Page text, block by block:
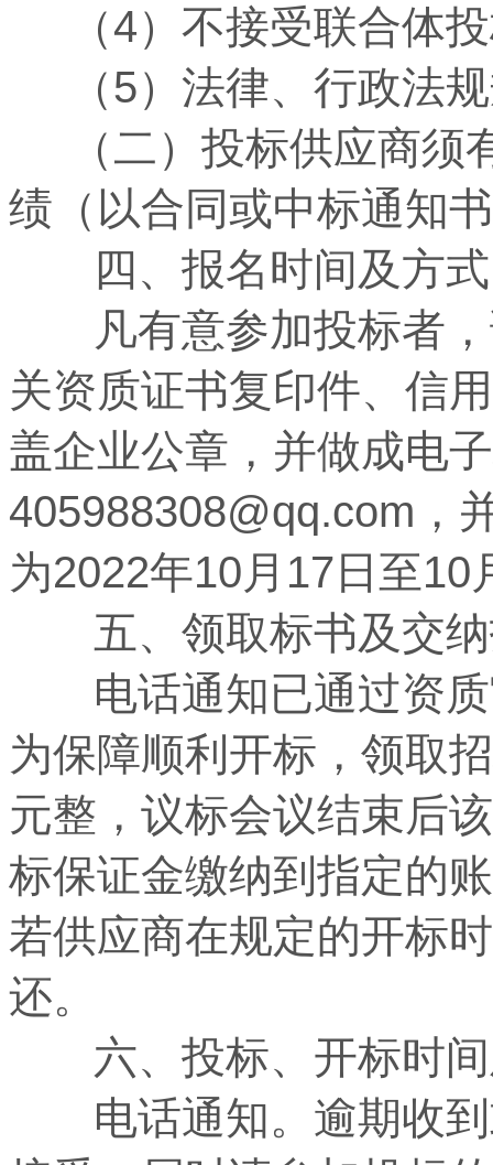
（4）不接受联合体
（5）法律、行政法规
（二）投标供应商须
绩（以合同或中标通知
四、报名时间及方式
凡有意参加投标者，
关资质证书复印件、信
盖企业公章，并做成电
405988308@qq.com，
为2022年10月17日至10
五、领取标书及交纳
电话通知已通过资质
为保障顺利开标，领取
元整，议标会议结束后
标保证金缴纳到指定的
若供应商在规定的开标
还。
六、投标、开标时间
电话通知。逾期收到